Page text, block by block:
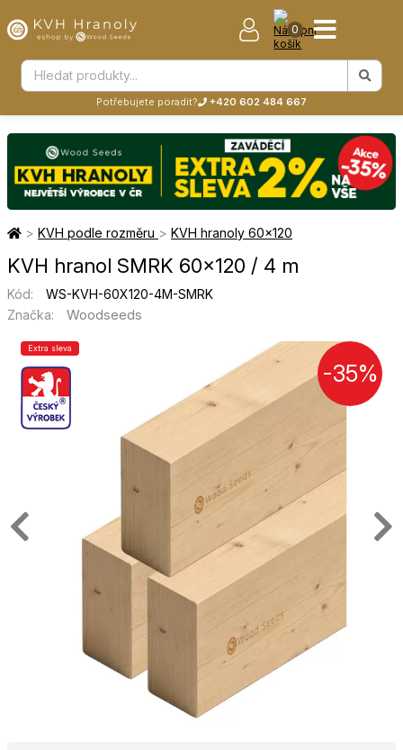
0
Potřebujete poradit? +420 602 484 667
> KVH podle rozměru > KVH hranoly 60×120
KVH hranol SMRK 60×120 / 4 m
Kód:
WS-KVH-60X120-4M-SMRK
Značka:
Woodseeds
Extra sleva
-35%